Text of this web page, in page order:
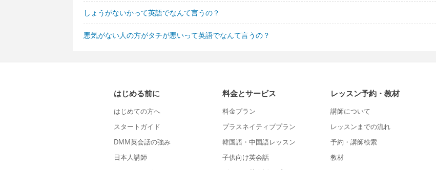
しょうがないかって英語でなんて言うの？
悪気がない人の方がタチが悪いって英語でなんて言うの？
はじめる前に
はじめての方へ
スタートガイド
DMM英会話の強み
日本人講師
料金とサービス
料金プラン
プラスネイティブプラン
韓国語・中国語レッスン
子供向け英会話
レッスン予約・教材
講師について
レッスンまでの流れ
予約・講師検索
教材